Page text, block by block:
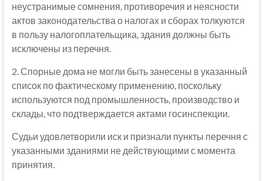
неустранимые сомнения, противоречия и неясности
актов законодательства о налогах и сборах толкуются
в пользу налогоплательщика, здания должны быть
исключены из перечня.
2. Спорные дома не могли быть занесены в указанный
список по фактическому применению, поскольку
используются под промышленность, производство и
склады, что подтверждается актами госинспекции.
Судьи удовлетворили иск и признали пункты перечня с
указанными зданиями не действующими с момента
принятия.